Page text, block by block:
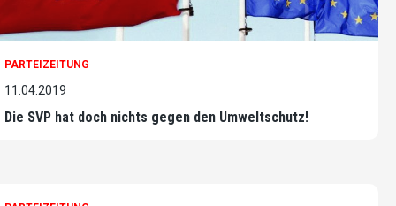
PARTEIZEITUNG
11.04.2019
Die SVP hat doch nichts gegen den Umweltschutz!